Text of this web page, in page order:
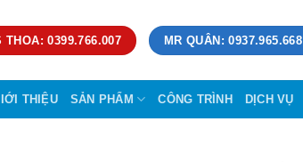
THOA: 0399.766.007 MR QUÂN: 0937.965.668
THIỆU SẢN PHẨM CÔNG TRÌNH DỊCH VỤ